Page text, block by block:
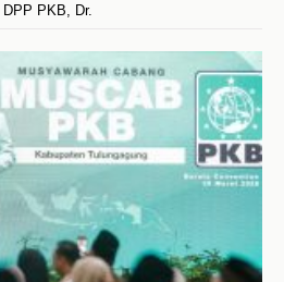
PKB, Dr.